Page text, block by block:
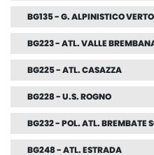
BG135 - G. ALPINISTICO
BG223 - ATL. VALLE
BG225 - ATL. CASAZZA
BG228 - U.S. ROGNO
BG232 - POL. ATL. BREMBATE
BG248 - ATL. ESTRADA